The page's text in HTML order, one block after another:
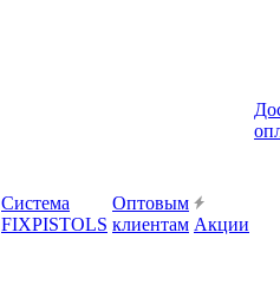
Система
FIXPISTOLS
Оптовым
клиентам Акции